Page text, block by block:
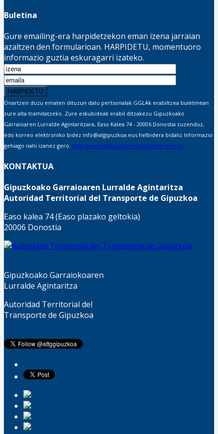
Buletina
Gure emailing-era harpidetzekon eman izena jarraian
azaltzen den formularioan. HARPIDETU, momentuoro
informazio guztia eskuragarri izateko.
Onartzen duzu ematen dituzun datu pertsonalak GGLAk erabiltzea buletinean
zure alta tramitatzeko. Zure eskubideak erabil ditzakezu Gipuzkoako
Garraioaren Lurralde Agintaritzara, Easo Kalea 74 - 20006 Donostia zuzenduz,
edo korreo elektroniko bidez info@atgipuzkoa.eus helbidera bidaliz Informazio
gehiago nahi izanez gero. http://www.atgipuzkoa.eus/eu/lege-oharra
KONTAKTUA
Gipuzkoako Garraioaren Lurralde Agintaritza
Autoridad Territorial del Transporte de Gipuzkoa
Easo kalea 74 (Easo plazako geltokia)
20006 Donostia
Gipuzkoako Garraiokoaren
Lurralde Agintaritza
Autoridad Territorial del
Transporte de Gipuzkoa